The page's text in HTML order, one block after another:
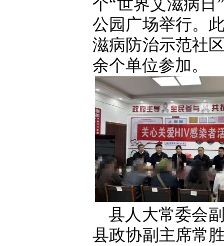
个“世界艾滋病日
公园广场举行。
滋病防治示范社
余个单位参加。
县人大常委会
县政协副主席常